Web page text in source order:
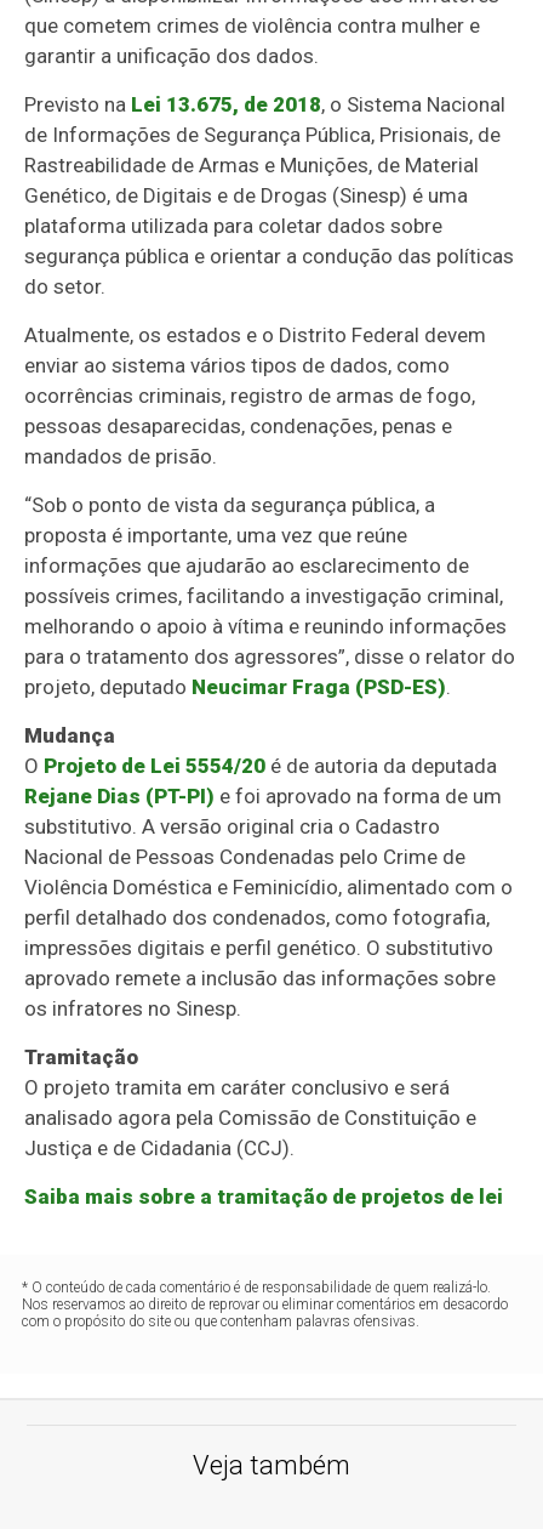
que cometem crimes de violência contra mulher e
garantir a unificação dos dados.
Previsto na Lei 13.675, de 2018, o Sistema Nacional
de Informações de Segurança Pública, Prisionais, de
Rastreabilidade de Armas e Munições, de Material
Genético, de Digitais e de Drogas (Sinesp) é uma
plataforma utilizada para coletar dados sobre
segurança pública e orientar a condução das políticas
do setor.
Atualmente, os estados e o Distrito Federal devem
enviar ao sistema vários tipos de dados, como
ocorrências criminais, registro de armas de fogo,
pessoas desaparecidas, condenações, penas e
mandados de prisão.
“Sob o ponto de vista da segurança pública, a
proposta é importante, uma vez que reúne
informações que ajudarão ao esclarecimento de
possíveis crimes, facilitando a investigação criminal,
melhorando o apoio à vítima e reunindo informações
para o tratamento dos agressores”, disse o relator do
projeto, deputado Neucimar Fraga (PSD-ES).
Mudança
O Projeto de Lei 5554/20 é de autoria da deputada
Rejane Dias (PT-PI) e foi aprovado na forma de um
substitutivo. A versão original cria o Cadastro
Nacional de Pessoas Condenadas pelo Crime de
Violência Doméstica e Feminicídio, alimentado com o
perfil detalhado dos condenados, como fotografia,
impressões digitais e perfil genético. O substitutivo
aprovado remete a inclusão das informações sobre
os infratores no Sinesp.
Tramitação
O projeto tramita em caráter conclusivo e será
analisado agora pela Comissão de Constituição e
Justiça e de Cidadania (CCJ).
Saiba mais sobre a tramitação de projetos de lei
* O conteúdo de cada comentário é de responsabilidade de quem realizá-lo.
Nos reservamos ao direito de reprovar ou eliminar comentários em desacordo
com o propósito do site ou que contenham palavras ofensivas.
Veja também